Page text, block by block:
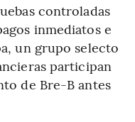
controladas
inmediatos e
un grupo selecto
participan
de Bre-B antes